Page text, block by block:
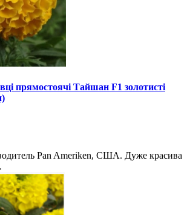
прямостоячі Тайшан F1 золотисті
Pan Ameriken, США. Дуже красива